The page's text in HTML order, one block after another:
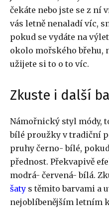
čekáte nebo jste se z ní
vás letně nenaladí víc,
pokud se vydáte na
okolo mořského břehu,
užijete si to o to víc.
Zkuste i další
Námořnický styl módy,
bílé proužky v tradiční
pruhy černo- bílé,
přednost. Překvapivě
modrá- červená- bílá.
šaty s těmito barvami a
nejoblíbenějším letním